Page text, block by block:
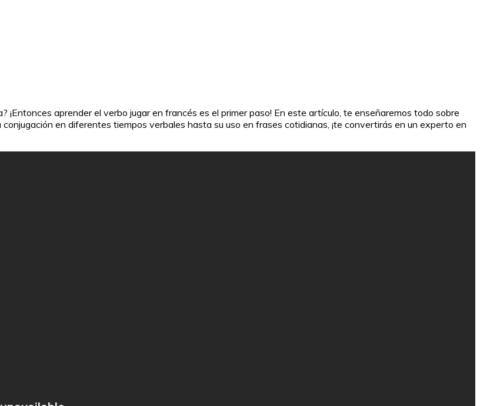
aprender el verbo jugar en francés es el primer paso! En este artículo, te enseñaremos todo sobre
en diferentes tiempos verbales hasta su uso en frases cotidianas, ¡te convertirás en un experto en